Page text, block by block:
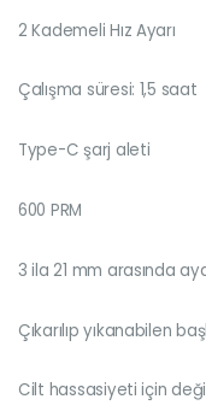
2 Kademeli Hız Ayarı
Çalışma süresi: 1,5 saat
Type-C şarj aleti
600 PRM
3 ila 21 mm arasında
Çıkarılıp yıkanabilen
Cilt hassasiyeti için